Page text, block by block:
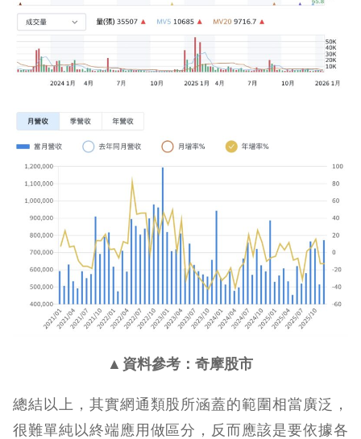
▲資料參考：奇摩股市
總結以上，其實網通類股所涵蓋的範圍相當廣泛，
很難單純以終端應用做區分，反而應該是要依據各